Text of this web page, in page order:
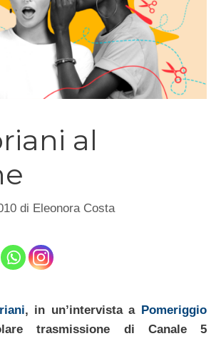
al
di Eleonora Costa
, in un’intervista a Pomeriggio
trasmissione di Canale 5